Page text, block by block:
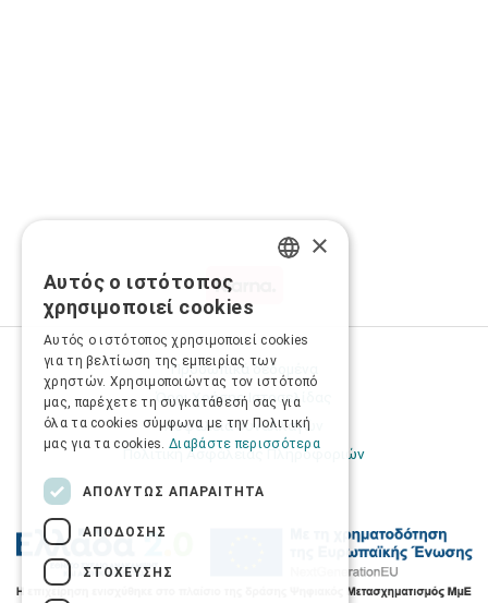
Προσωπικά δεδομένα
Όροι Χρήσης Ιστοσελίδας
Ασφάλεια συναλλαγών
Πολιτική Ασφάλειας Πληροφοριών
×
Αυτός ο ιστότοπος
χρησιμοποιεί cookies
Αυτός ο ιστότοπος χρησιμοποιεί cookies
για τη βελτίωση της εμπειρίας των
χρηστών. Χρησιμοποιώντας τον ιστότοπό
μας, παρέχετε τη συγκατάθεσή σας για
όλα τα cookies σύμφωνα με την Πολιτική
μας για τα cookies. Διαβάστε περισσότερα
ΑΠΟΛΎΤΩΣ ΑΠΑΡΑΊΤΗΤΑ
ΑΠΌΔΟΣΗΣ
ΣΤΌΧΕΥΣΗΣ